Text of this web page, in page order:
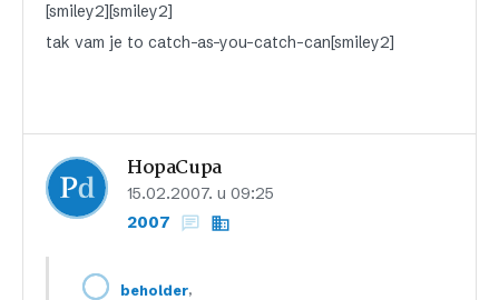
[smiley2][smiley2]
tak vam je to catch-as-you-catch-can[smiley2]
HopaCupa
15.02.2007. u 09:25
2007
beholder,